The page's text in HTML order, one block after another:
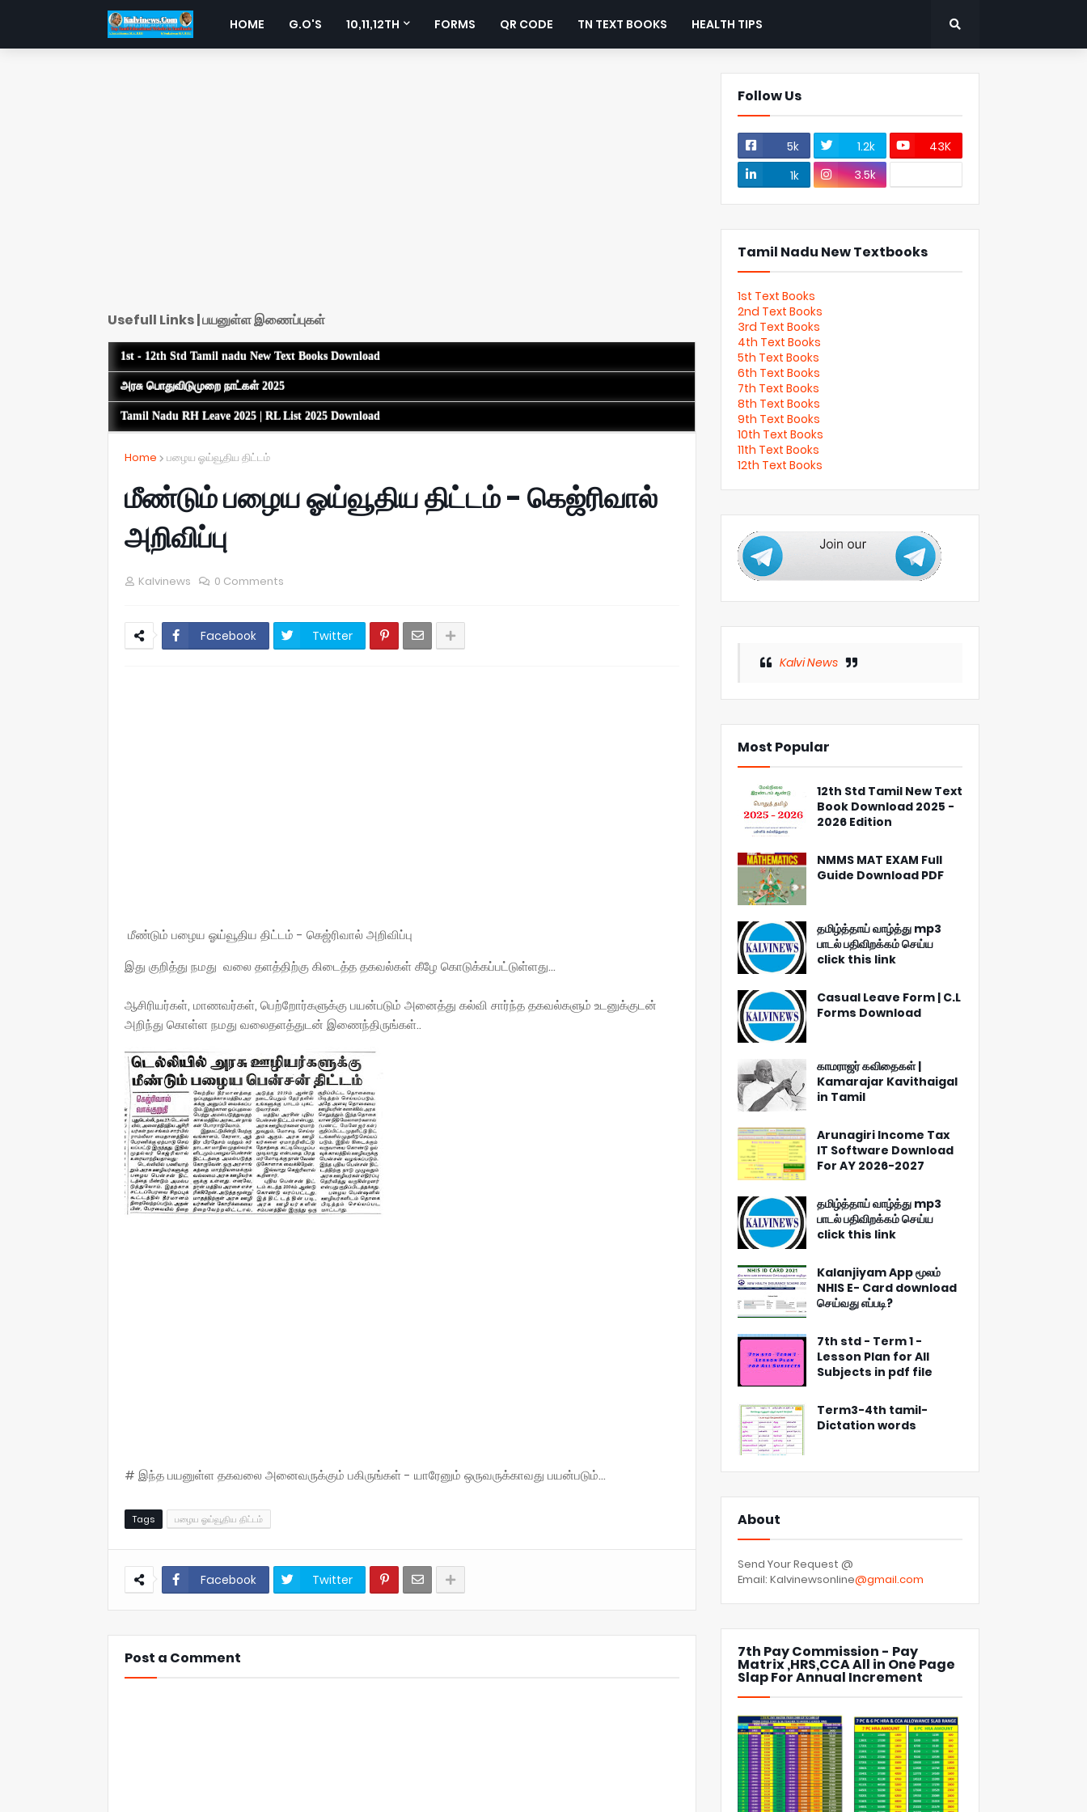
HOME G.O'S 10,11,12TH FORMS QR CODE TN TEXT BOOKS HEALTH TIPS
Usefull Links | பயனுள்ள இணைப்புகள்
1st - 12th Std Tamil nadu New Text Books Download
அரசு பொதுவிடுமுறை நாட்கள் 2025
Tamil Nadu RH Leave 2025 | RL List 2025 Download
Home பழைய ஓய்வூதிய திட்டம்
மீண்டும் பழைய ஓய்வூதிய திட்டம் - கெஜ்ரிவால்
அறிவிப்பு
Kalvinews 0 Comments
Facebook Twitter
மீண்டும் பழைய ஓய்வூதிய திட்டம் - கெஜ்ரிவால் அறிவிப்பு
இது குறித்து நமது வலை தளத்திற்கு கிடைத்த தகவல்கள் கீழே கொடுக்கப்பட்டுள்ளது...
ஆசிரியர்கள், மாணவர்கள், பெற்றோர்களுக்கு பயன்படும் அனைத்து கல்வி சார்ந்த தகவல்களும் உடனுக்குடன்
அறிந்து கொள்ள நமது வலைதளத்துடன் இணைந்திருங்கள்..
# இந்த பயனுள்ள தகவலை அனைவருக்கும் பகிருங்கள் - யாரேனும் ஒருவருக்காவது பயன்படும்...
Tags பழைய ஓய்வூதிய திட்டம்
Facebook Twitter
Post a Comment
Follow Us
5k 1.2k
43K
1k
3.5k
Tamil Nadu New Textbooks
1st Text Books
2nd Text Books
3rd Text Books
4th Text Books
5th Text Books
6th Text Books
7th Text Books
8th Text Books
9th Text Books
10th Text Books
11th Text Books
12th Text Books
Kalvi News
Most Popular
12th Std Tamil New Text
Book Download 2025 -
2026 Edition
NMMS MAT EXAM Full
Guide Download PDF
தமிழ்த்தாய் வாழ்த்து mp3
பாடல் பதிவிறக்கம் செய்ய
click this link
Casual Leave Form | C.L
Forms Download
காமராஜர் கவிதைகள் |
Kamarajar Kavithaigal
in Tamil
Arunagiri Income Tax
IT Software Download
For AY 2026-2027
தமிழ்த்தாய் வாழ்த்து mp3
பாடல் பதிவிறக்கம் செய்ய
click this link
Kalanjiyam App மூலம்
NHIS E- Card download
செய்வது எப்படி?
7th std - Term 1 -
Lesson Plan for All
Subjects in pdf file
Term3-4th tamil-
Dictation words
About
Send Your Request @
Email: Kalvinewsonline@gmail.com
7th Pay Commission - Pay
Matrix ,HRS,CCA All in One Page
Slap For Annual Increment